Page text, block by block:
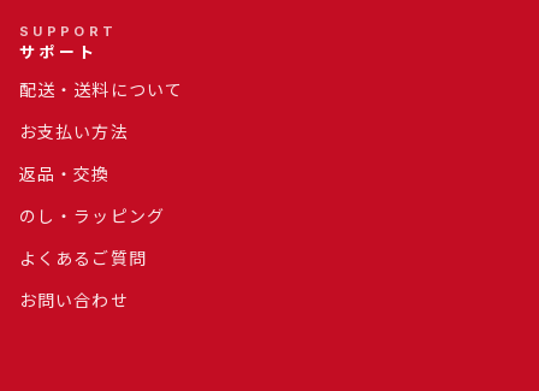
SUPPORT
サポート
配送・送料について
お支払い方法
返品・交換
のし・ラッピング
よくあるご質問
お問い合わせ